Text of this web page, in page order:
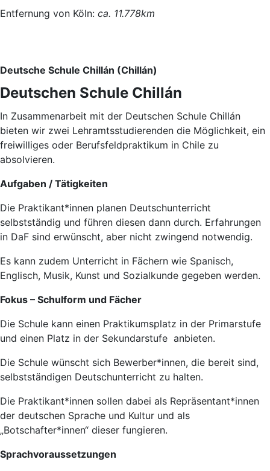
Entfernung von Köln: ca. 11.778km
Deutsche Schule Chillán (Chillán)
Deutschen Schule Chillán
In Zusammenarbeit mit der Deutschen Schule Chillán
bieten wir zwei Lehramtsstudierenden die Möglichkeit, ein
freiwilliges oder Berufsfeldpraktikum in Chile zu
absolvieren.
Aufgaben / Tätigkeiten
Die Praktikant*innen planen Deutschunterricht
selbstständig und führen diesen dann durch. Erfahrungen
in DaF sind erwünscht, aber nicht zwingend notwendig.
Es kann zudem Unterricht in Fächern wie Spanisch,
Englisch, Musik, Kunst und Sozialkunde gegeben werden.
Fokus – Schulform und Fächer
Die Schule kann einen Praktikumsplatz in der Primarstufe
und einen Platz in der Sekundarstufe anbieten.
Die Schule wünscht sich Bewerber*innen, die bereit sind,
selbstständigen Deutschunterricht zu halten.
Die Praktikant*innen sollen dabei als Repräsentant*innen
der deutschen Sprache und Kultur und als
„Botschafter*innen“ dieser fungieren.
Sprachvoraussetzungen